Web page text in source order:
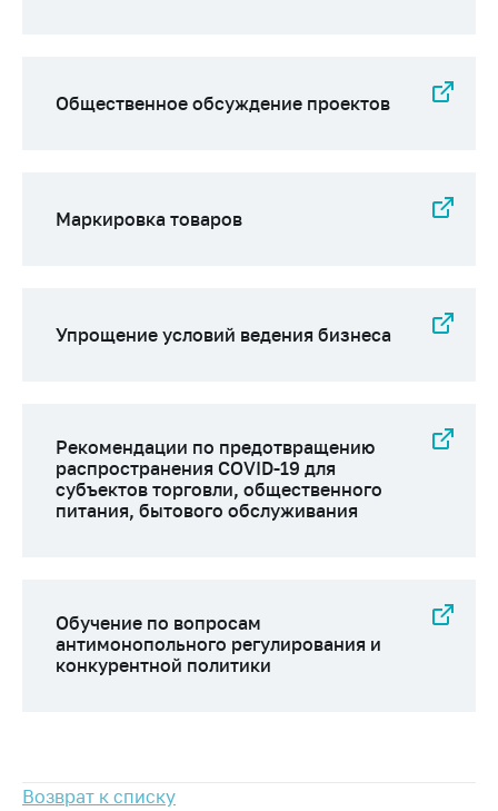
Прямaя телефоннaя
Электронные
Сообщить о росте
Контакты
Адрес и режим
работы
Горячая линия
Пресс-служба
Важное на сайте
Общественное обсуждение проектов
Маркировка товаров
Упрощение условий ведения бизнеса
Рекомендации по предотвращению
распространения COVID-19 для
субъектов торговли, общественного
питания, бытового обслуживания
Обучение по вопросам
антимонопольного регулирования и
конкурентной политики
Возврат к списку